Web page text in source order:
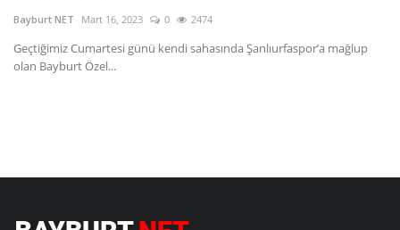
Bayburt NET Mart 16, 2023 0 2474
Geçtiğimiz Cumartesi günü kendi sahasında Şanlıurfaspor’a mağlup
olan Bayburt Özel...